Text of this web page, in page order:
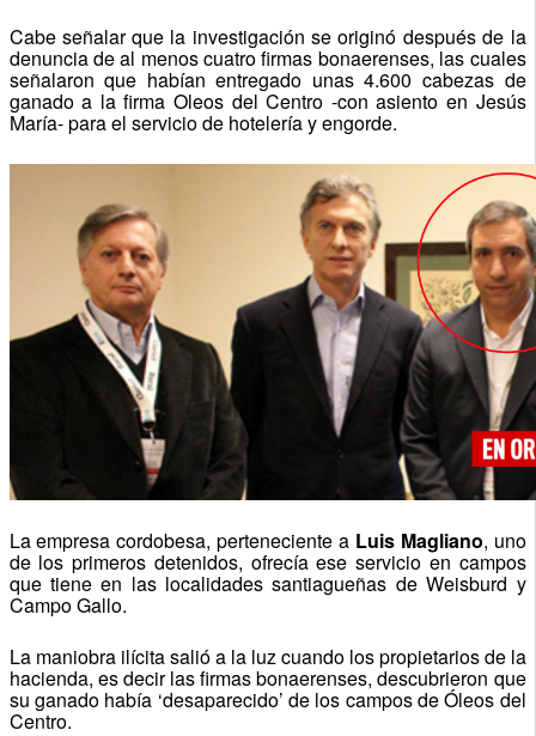
Cabe señalar que la investigación se originó después de la
denuncia de al menos cuatro firmas bonaerenses, las cuales
señalaron que habían entregado unas 4.600 cabezas de
ganado a la firma Oleos del Centro -con asiento en Jesús
María- para el servicio de hotelería y engorde.
La empresa cordobesa, perteneciente a Luis Magliano, uno
de los primeros detenidos, ofrecía ese servicio en campos
que tiene en las localidades santiagueñas de Weisburd y
Campo Gallo.
La maniobra ilícita salió a la luz cuando los propietarios de la
hacienda, es decir las firmas bonaerenses, descubrieron que
su ganado había ‘desaparecido’ de los campos de Óleos del
Centro.